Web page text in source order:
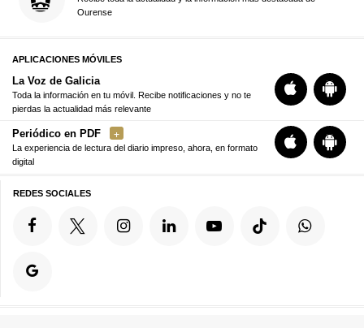
Ourense
APLICACIONES MÓVILES
La Voz de Galicia
Toda la información en tu móvil. Recibe notificaciones y no te
pierdas la actualidad más relevante
Periódico en PDF
La experiencia de lectura del diario impreso, ahora, en formato
digital
REDES SOCIALES